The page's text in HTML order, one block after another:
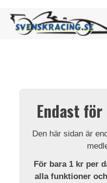
Endast
Den här sidan är
För bara 1 kr per
alla funktioner